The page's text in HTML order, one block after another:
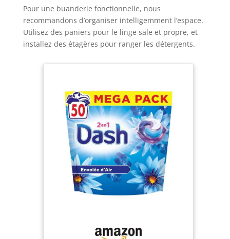
Pour une buanderie fonctionnelle, nous
recommandons d’organiser intelligemment l’espace.
Utilisez des paniers pour le linge sale et propre, et
installez des étagères pour ranger les détergents.